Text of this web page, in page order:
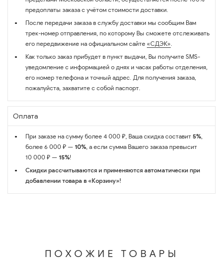
предоплаты заказа с учётом стоимости доставки.
После передачи заказа в службу доставки мы сообщим Вам
трек-номер отправления, по которому Вы сможете отслеживать
его передвижение на официальном сайте «СДЭК».
Как только заказ прибудет в пункт выдачи, Вы получите SMS-
уведомление с информацией о днях и часах работы отделения,
его номер телефона и точный адрес. Для получения заказа,
пожалуйста, захватите с собой паспорт.
Оплата
При заказе на сумму более 4 000 ₽, Ваша скидка составит 5%,
более 6 000 ₽ — 10%, а если сумма Вашего заказа превысит
10 000 ₽ — 15%!
Скидки рассчитываются и применяются автоматически при
добавлении товара в «Корзину»!
ПОХОЖИЕ ТОВАРЫ